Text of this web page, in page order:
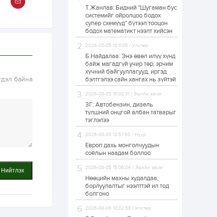
байна
Нийтлэх
Н.Номтойбаяр:
Аймгуудад
тулгамдаж буй
асуудлуудыг долоо
хоног бүр Засгийн
газрын...
1 өдөр
УИХ-ын дарга
С.Бямбацогт төрийг
төлөөлөн Сутай
хайрхны тэнгэрийг
тахилгад оролцлоо
“Хотын дарга сонсож
дугаарыг
наймдугаар сарын
1 өдөр
“Чингис хаан” олон
улсын нисэх буудал
руу нийтийн тээврийн
автобус 24 цагаар
Т.Жанлав: Бидний "Шугаман бус
системийг ойролцоо бодох
супер схемүүд" бүтээл тооцон
бодох математикт нээлт хийсэн
2026-08-05 12:11:05 / Улстөр
Б.Найдалаа: Энэ өвөл илүү хүнд
байж магадгүй учир төр, эрчим
хүчний байгууллагууд, иргэд
бэлтгэлээ сайн хангах нь зүйтэй
2026-08-05 15:02:31 / Эдийн засаг
ЗГ: Автобензин, дизель
түлшний онцгой албан татварыг
тэглэлээ
2026-08-05 12:57:50 / Нүүр
Европ дахь монголчуудын
соёлын наадам боллоо
2026-08-05 15:06:04 / Эдийн засаг
Нөөцийн махны худалдаа,
борлуулалтыг нээлттэй ил тод
болгоно
2026-08-06 10:32:53 / Улстөр